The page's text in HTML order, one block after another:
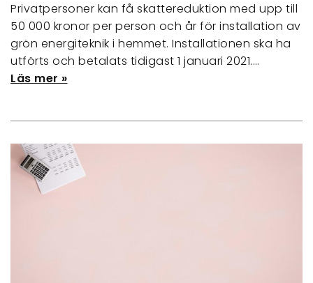
Privatpersoner kan få skattereduktion med upp till
50 000 kronor per person och år för installation av
grön energiteknik i hemmet. Installationen ska ha
utförts och betalats tidigast 1 januari 2021.…
Läs mer »